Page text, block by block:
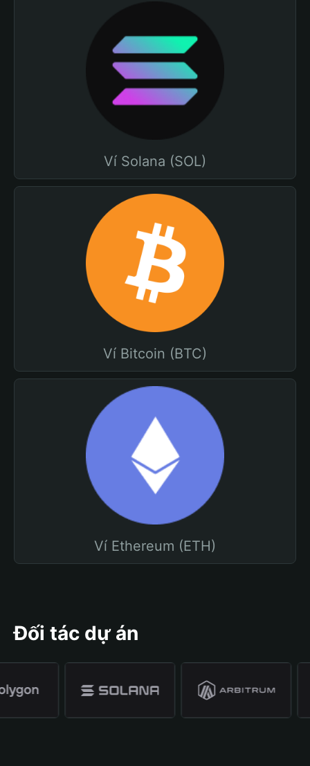
Ví Solana (SOL)
Ví Bitcoin (BTC)
Ví Ethereum (ETH)
Đối tác dự án